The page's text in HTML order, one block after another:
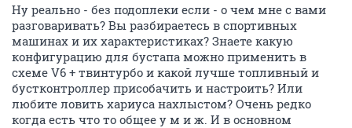
Ну реально - без подоплеки если - о чем мне с вами
разговаривать? Вы разбираетесь в спортивных
машинах и их характеристиках? Знаете какую
конфигурацию для бустапа можно применить в
схеме V6 + твинтурбо и какой лучше топливный и
бустконтроллер присобачить и настроить? Или
любите ловить хариуса нахлыстом? Очень редко
когда есть что то общее у м и ж. И в основном